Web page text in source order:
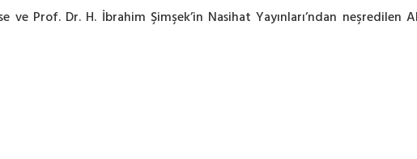
Prof. Dr. H. İbrahim Şimşek’in Nasihat Yayınları’ndan neşredilen